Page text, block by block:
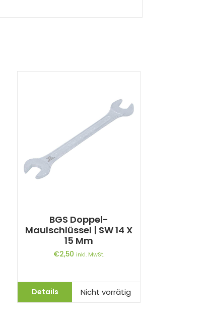
BGS Doppel-
Maulschlüssel | SW 14 X
15 Mm
€2,50 inkl. MwSt.
Details Nicht vorrätig